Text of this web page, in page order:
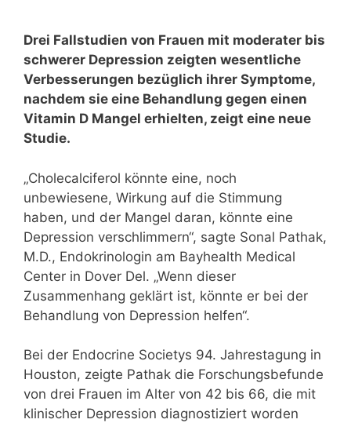
Drei Fallstudien von Frauen mit moderater bis
schwerer Depression zeigten wesentliche
Verbesserungen bezüglich ihrer Symptome,
nachdem sie eine Behandlung gegen einen
Vitamin D Mangel erhielten, zeigt eine neue
Studie.
„Cholecalciferol könnte eine, noch
unbewiesene, Wirkung auf die Stimmung
haben, und der Mangel daran, könnte eine
Depression verschlimmern“, sagte Sonal Pathak,
M.D., Endokrinologin am Bayhealth Medical
Center in Dover Del. „Wenn dieser
Zusammenhang geklärt ist, könnte er bei der
Behandlung von Depression helfen“.
Bei der Endocrine Societys 94. Jahrestagung in
Houston, zeigte Pathak die Forschungsbefunde
von drei Frauen im Alter von 42 bis 66, die mit
klinischer Depression diagnostiziert worden